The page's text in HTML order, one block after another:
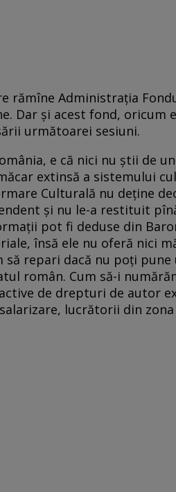
rămîne Administrația
Dar și acest fond, oricum
următoarei sesiuni.
e că nici nu știi de
extinsă a sistemului
Culturală nu deține
și nu le-a restituit
pot fi deduse din
însă ele nu oferă nici
să repari dacă nu poți
român. Cum să-i
de drepturi de autor
lucrătorii din